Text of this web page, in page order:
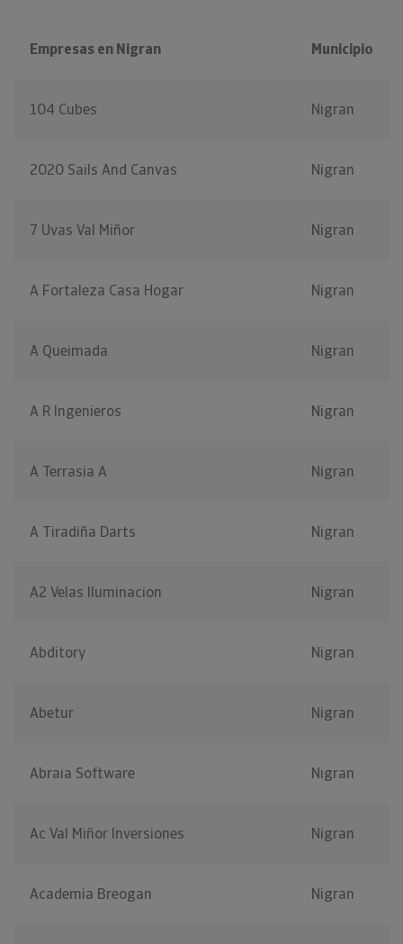
Empresas en Nigran Municipio
104 Cubes Nigran
2020 Sails And Canvas Nigran
7 Uvas Val Miñor Nigran
A Fortaleza Casa Hogar Nigran
A Queimada Nigran
A R Ingenieros Nigran
A Terrasia A Nigran
A Tiradiña Darts Nigran
A2 Velas Iluminacion Nigran
Abditory Nigran
Abetur Nigran
Abraia Software Nigran
Ac Val Miñor Inversiones Nigran
Academia Breogan Nigran